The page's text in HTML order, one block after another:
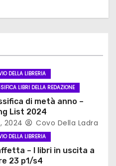
DELLA LIBRERIA
LIBRI DELLA REDAZIONE
di metà anno –
List 2024
2024 Covo Della Ladra
DELLA LIBRERIA
– I libri in uscita a
23 p1/s4